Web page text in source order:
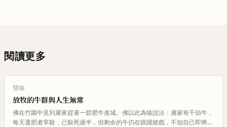
閱讀更多
譬喻
放牧的牛群與人生無常
佛在竹園中見到屠家趕著一群肥牛進城。佛以此為喻說法：屠家有千頭牛，
每天選肥者宰殺，已殺死過半，但剩余的牛仍在跳躍嬉戲，不知自己即將被